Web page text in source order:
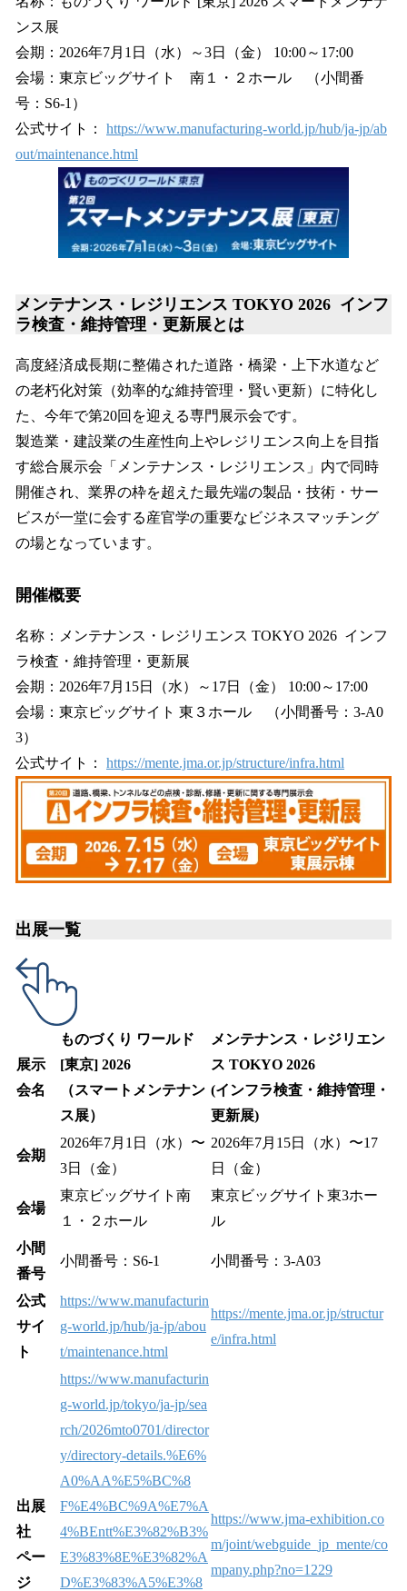
ンス展
会期：2026年7月1日（水）～3日（金） 10:00～17:00
会場：東京ビッグサイト 南１・２ホール （小間番
号：S6-1）
公式サイト： https://www.manufacturing-world.jp/hub/ja-jp/ab
out/maintenance.html
メンテナンス・レジリエンス TOKYO 2026 インフ
ラ検査・維持管理・更新展とは
高度経済成長期に整備された道路・橋梁・上下水道など
の老朽化対策（効率的な維持管理・賢い更新）に特化し
た、今年で第20回を迎える専門展示会です。
製造業・建設業の生産性向上やレジリエンス向上を目指
す総合展示会「メンテナンス・レジリエンス」内で同時
開催され、業界の枠を超えた最先端の製品・技術・サー
ビスが一堂に会する産官学の重要なビジネスマッチング
の場となっています。
開催概要
名称：メンテナンス・レジリエンス TOKYO 2026 インフ
ラ検査・維持管理・更新展
会期：2026年7月15日（水）～17日（金） 10:00～17:00
会場：東京ビッグサイト 東３ホール （小間番号：3-A0
3）
公式サイト： https://mente.jma.or.jp/structure/infra.html
出展一覧
展示
会名
ものづくり ワールド
[東京] 2026
（スマートメンテナン
ス展）
メンテナンス・レジリエン
ス TOKYO 2026
(インフラ検査・維持管理・
更新展)
会期
2026年7月1日（水）〜
3日（金）
2026年7月15日（水）〜17
日（金）
会場
東京ビッグサイト南
１・２ホール
東京ビッグサイト東3ホー
ル
小間
番号
小間番号：S6-1 小間番号：3-A03
公式
サイ
ト
https://www.manufacturin
g-world.jp/hub/ja-jp/abou
t/maintenance.html
https://mente.jma.or.jp/structur
e/infra.html
出展
社
ペー
ジ
https://www.manufacturin
g-world.jp/tokyo/ja-jp/sea
rch/2026mto0701/director
y/directory-details.%E6%
A0%AA%E5%BC%8
F%E4%BC%9A%E7%A
4%BEntt%E3%82%B3%
E3%83%8E%E3%82%A
D%E3%83%A5%E3%8
https://www.jma-exhibition.co
m/joint/webguide_jp_mente/co
mpany.php?no=1229